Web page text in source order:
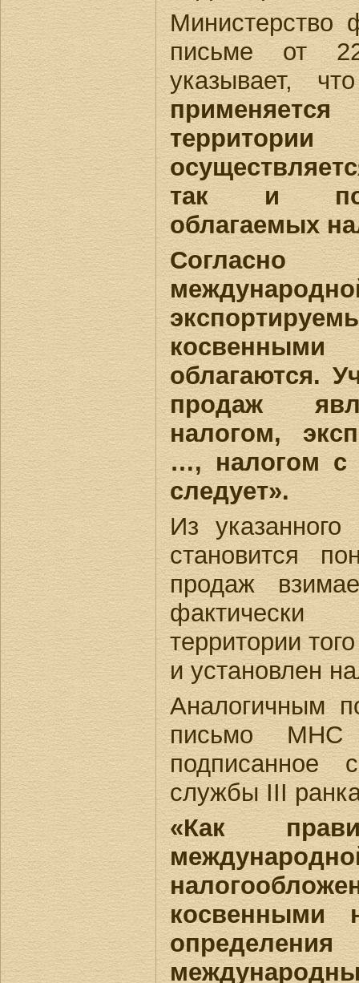
письме от
указывает,
так и
облагаемых
облагаются.
продаж
налогом,
…, налогом с
следует».
Из
становится
продаж
территории
и установлен
Аналогичным
письмо МНС
подписанное
службы III
«Как
косвенными